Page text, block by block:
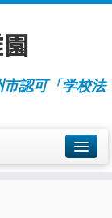
認可「学校法